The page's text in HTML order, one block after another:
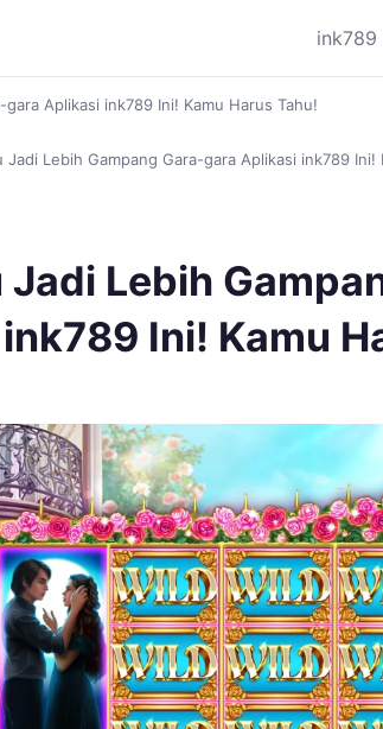
ink789
Aplikasi ink789 Ini! Kamu Harus Tahu!
Jadi Lebih Gampang Gara-gara Aplikasi ink789 Ini!
Lebih
Ini! Kamu